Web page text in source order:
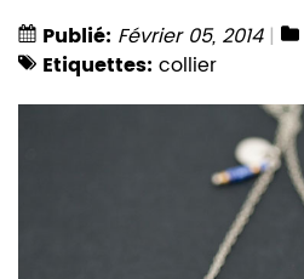
Publié: Février 05, 2014
Etiquettes: collier